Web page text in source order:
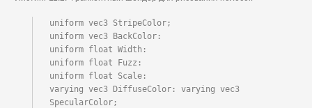
uniform vec3 StripeColor;
uniform vec3 BackColor:
uniform float Width:
uniform float Fuzz:
uniform float Scale:
varying vec3 DiffuseColor: varying vec3
SpecularColor;